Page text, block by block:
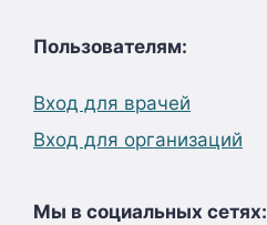
Пользователям:
Вход для врачей
Вход для организаций
Мы в социальных сетях: